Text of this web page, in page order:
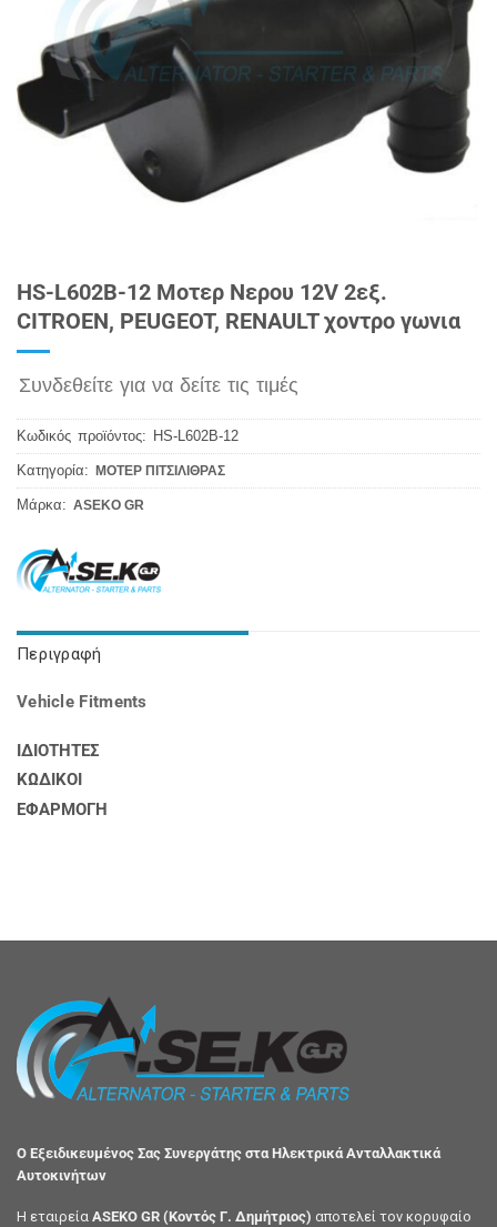
HS-L602B-12 Μοτερ Νερου 12V 2εξ.
CITROEN, PEUGEOT, RENAULT χοντρο γωνια
Συνδεθείτε για να δείτε τις τιμές
Κωδικός προϊόντος: HS-L602B-12
Κατηγορία: ΜΟΤΕΡ ΠΙΤΣΙΛΙΘΡΑΣ
Μάρκα: ASEKO GR
Περιγραφή
Vehicle Fitments
ΙΔΙΟΤΗΤΕΣ
ΚΩΔΙΚΟΙ
ΕΦΑΡΜΟΓΗ
Ο Εξειδικευμένος Σας Συνεργάτης στα Ηλεκτρικά Ανταλλακτικά
Αυτοκινήτων
Η εταιρεία ASEKO GR (Κοντός Γ. Δημήτριος) αποτελεί τον κορυφαίο